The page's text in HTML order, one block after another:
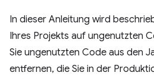
In dieser Anleitung wird
Ihres Projekts auf ungenutzten
Sie ungenutzten Code aus den
entfernen, die Sie in der